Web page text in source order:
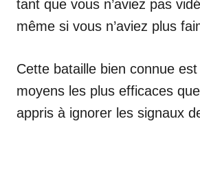
tant que vous n’aviez pas
même si vous n’aviez plus
Cette bataille bien connue est
moyens les plus efficaces
appris à ignorer les signaux